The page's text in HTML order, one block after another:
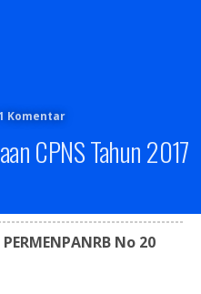
1 Komentar
CPNS Tahun 2017
No 20